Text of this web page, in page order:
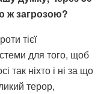
ж загрозою?
тієї
для того, щоб
так ніхто і ні за що
терор,